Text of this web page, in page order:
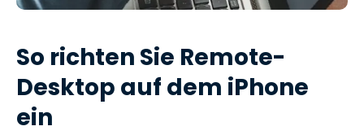
So richten Sie Remote-
Desktop auf dem iPhone
ein